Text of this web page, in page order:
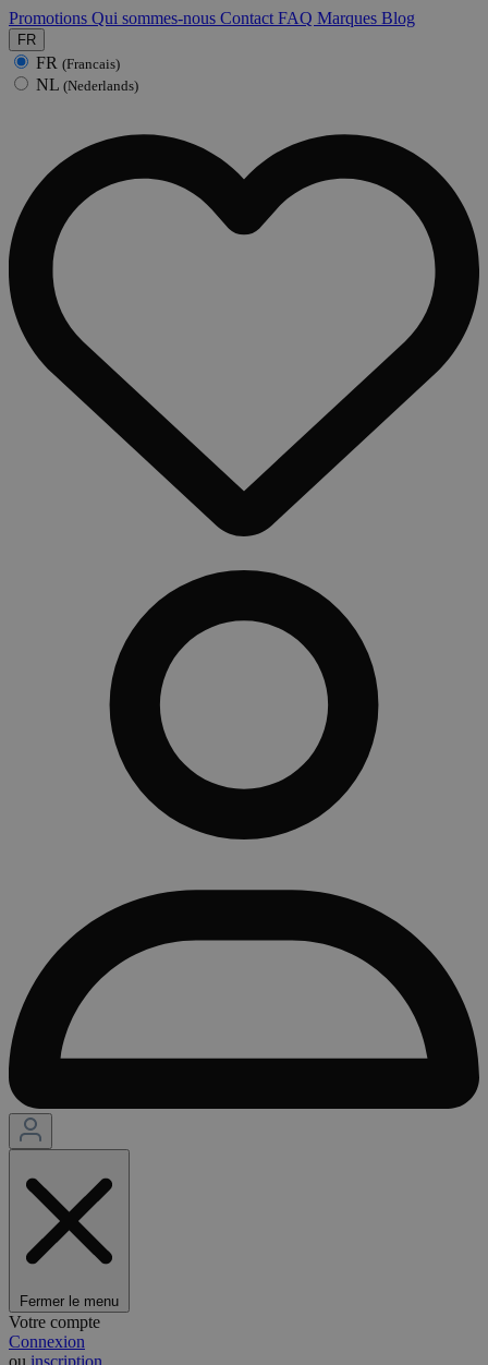
Promotions Qui sommes-nous Contact FAQ Marques Blog
FR
FR (Francais)
NL (Nederlands)
Fermer le menu
Votre compte
Connexion